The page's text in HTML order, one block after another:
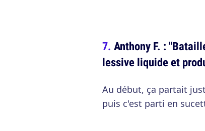
Anthony F. :
lessive liquide et
Au début, ça partait
puis c'est parti en